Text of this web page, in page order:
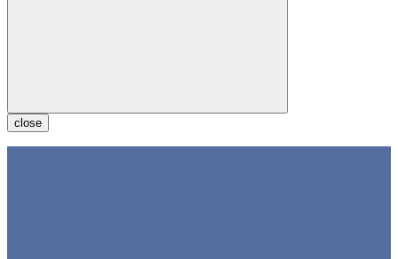
close